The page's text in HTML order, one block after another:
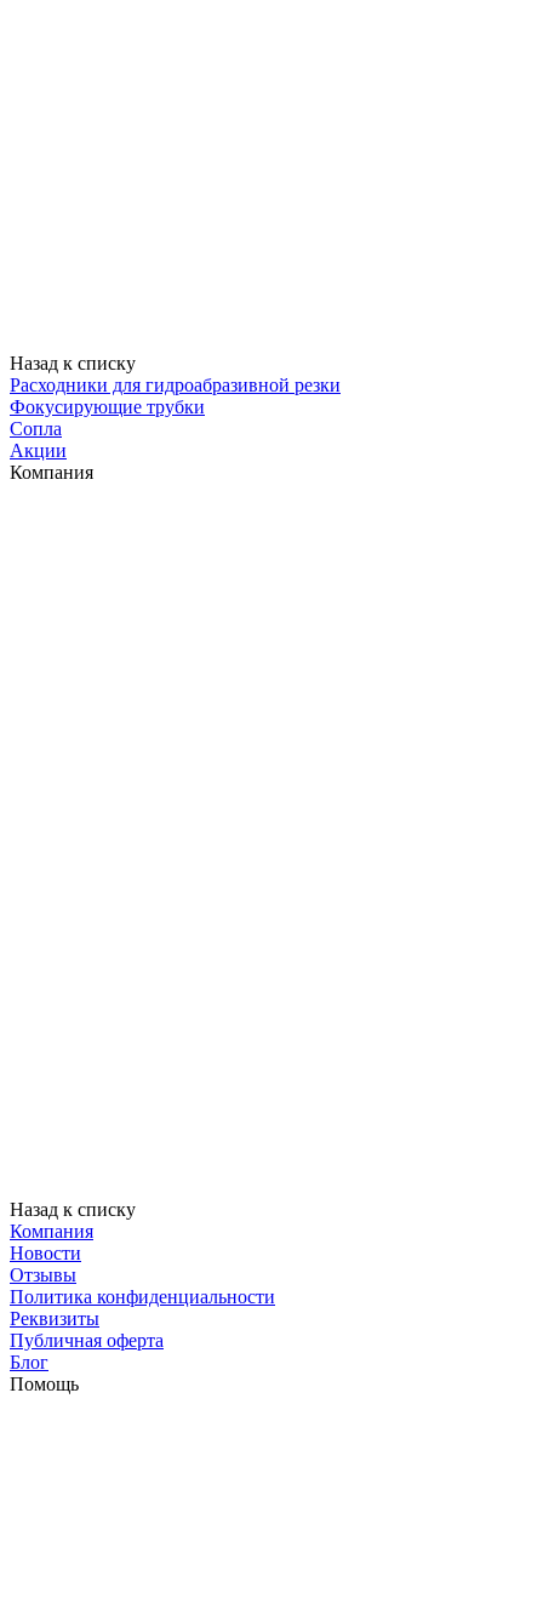
Назад к списку
Расходники для гидроабразивной резки
Фокусирующие трубки
Сопла
Акции
Компания
Назад к списку
Компания
Новости
Отзывы
Политика конфиденциальности
Реквизиты
Публичная оферта
Блог
Помощь